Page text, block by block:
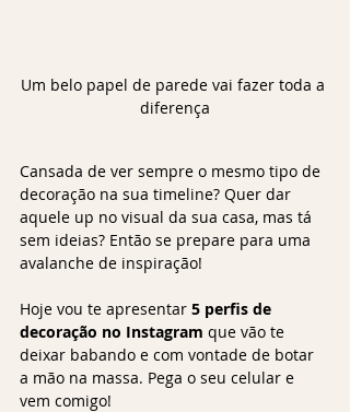
Um belo papel de parede vai fazer toda a
diferença
Cansada de ver sempre o mesmo tipo de
decoração na sua timeline? Quer dar
aquele up no visual da sua casa, mas tá
sem ideias? Então se prepare para uma
avalanche de inspiração!
Hoje vou te apresentar 5 perfis de
decoração no Instagram que vão te
deixar babando e com vontade de botar
a mão na massa. Pega o seu celular e
vem comigo!